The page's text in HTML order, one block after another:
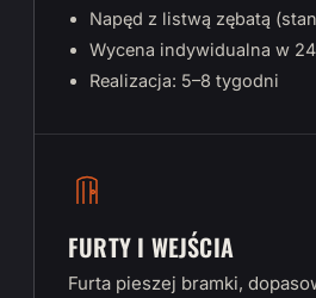
Napęd z listwą zębatą
Wycena indywidualna w
Realizacja: 5–8 tygodni
FURTY I WEJŚCIA
Furta pieszej bramki,